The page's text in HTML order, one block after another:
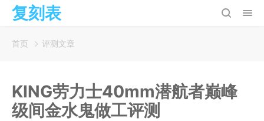
复刻表
首页 评测文章
KING劳力士40mm潜航者巅峰
级间金水鬼做工评测